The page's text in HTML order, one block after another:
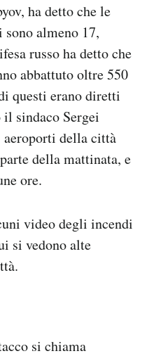
ha detto che le
almeno 17,
russo ha detto che
abbattuto oltre 550
questi erano diretti
sindaco Sergei
della città
della mattinata, e
ore.
video degli incendi
si vedono alte
si chiama